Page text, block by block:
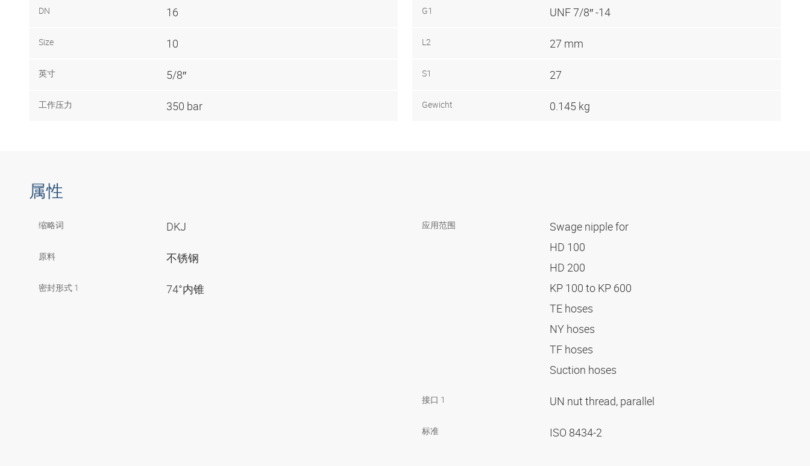
DN 16
Size 10
英寸 5/8″
工作压力 350 bar
G1 UNF 7/8″ -14
L2 27 mm
S1 27
Gewicht 0.145 kg
属性
缩略词 DKJ
原料 不锈钢
密封形式 1 74°内锥
应用范围
Swage nipple for
HD 100
HD 200
KP 100 to KP 600
TE hoses
NY hoses
TF hoses
Suction hoses
接口 1 UN nut thread, parallel
标准 ISO 8434-2